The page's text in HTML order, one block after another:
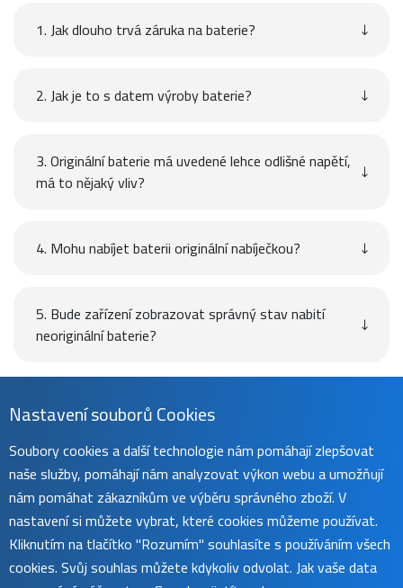
1. Jak dlouho trvá záruka na baterie?
2. Jak je to s datem výroby baterie?
3. Originální baterie má uvedené lehce odlišné napětí,
má to nějaký vliv?
4. Mohu nabíjet baterii originální nabíječkou?
5. Bude zařízení zobrazovat správný stav nabití
neoriginální baterie?
Návod
Uživatelský manuál naleznete natéto stránce.
Nastavení souborů Cookies
Soubory cookies a další technologie nám pomáhají zlepšovat
naše služby, pomáhají nám analyzovat výkon webu a umožňují
nám pomáhat zákazníkům ve výběru správného zboží. V
nastavení si můžete vybrat, které cookies můžeme používat.
Kliknutím na tlačítko "Rozumím" souhlasíte s používáním všech
cookies. Svůj souhlas můžete kdykoliv odvolat. Jak vaše data